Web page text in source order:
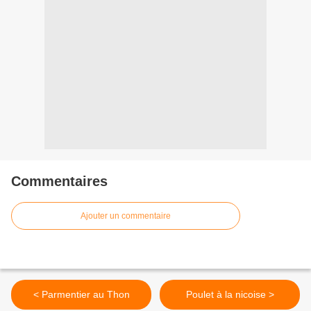
Commentaires
Ajouter un commentaire
< Parmentier au Thon Poulet à la nicoise >